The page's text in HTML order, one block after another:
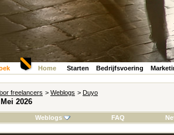
Home Starten Bedrijfsvoering
freelancers > Weblogs > Duyo
2026
Weblogs FAQ